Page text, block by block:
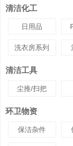
清洁化工
日用品
洗衣房系列
清洁工具
尘推/扫把
环卫物资
保洁杂件